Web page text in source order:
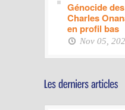
Génocide
Charles
en profil bas
Nov 05,